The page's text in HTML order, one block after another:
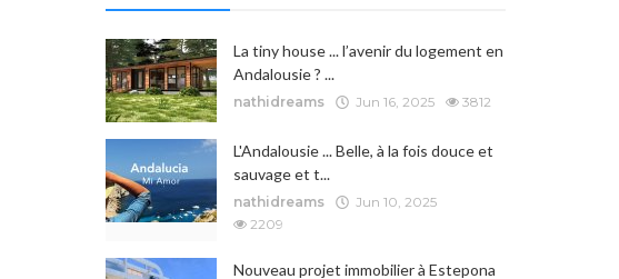
La tiny house ... l’avenir du logement en
Andalousie ? ...
nathidreams Jun 16, 2025 3812
L'Andalousie ... Belle, à la fois douce et
sauvage et t...
nathidreams
Jun 10, 2025
2209
Nouveau projet immobilier à Estepona